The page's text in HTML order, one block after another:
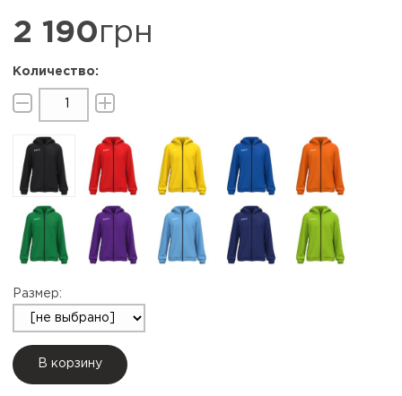
2 190грн
Размер:
В корзину